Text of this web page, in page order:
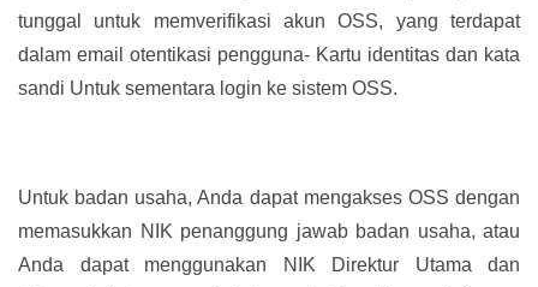
tunggal untuk memverifikasi akun OSS, yang terdapat
dalam email otentikasi pengguna- Kartu identitas dan kata
sandi Untuk sementara login ke sistem OSS.
Untuk badan usaha, Anda dapat mengakses OSS dengan
memasukkan NIK penanggung jawab badan usaha, atau
Anda dapat menggunakan NIK Direktur Utama dan